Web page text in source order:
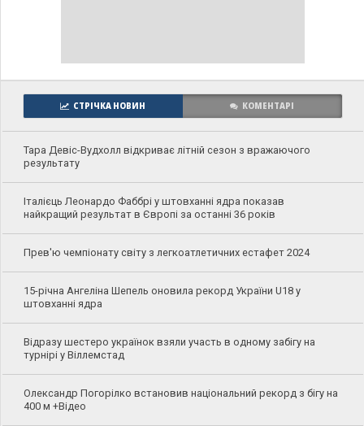
СТРІЧКА НОВИН КОМЕНТАРІ
Тара Девіс-Вудхолл відкриває літній сезон з вражаючого
результату
Італієць Леонардо Фаббрі у штовханні ядра показав
найкращий результат в Європі за останні 36 років
Прев'ю чемпіонату світу з легкоатлетичних естафет 2024
15-річна Ангеліна Шепель оновила рекорд України U18 у
штовханні ядра
Відразу шестеро українок взяли участь в одному забігу на
турнірі у Віллемстад
Олександр Погорілко встановив національний рекорд з бігу на
400 м +Відео